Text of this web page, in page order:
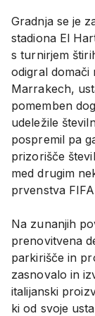
Gradnja se je
stadiona El
s turnirjem
odigral domači
Marrakech,
pomemben
udeležile
pospremil pa
prizorišče
med drugim
prvenstva
Na zunanjih
prenovitvena
parkirišče in
zasnovalo in
italijanski
ki od svoje